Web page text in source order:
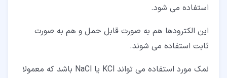
استفاده می شود.
این الکترودها هم به صورت قابل حمل و هم به صورت
ثابت استفاده می شوند.
نمک مورد استفاده می تواند KCl یا NaCl باشد که معمولا